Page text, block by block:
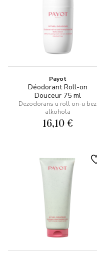
Payot
Déodorant Roll-on
Douceur 75 ml
Dezodorans u roll on-u bez
alkohola
16,10 €